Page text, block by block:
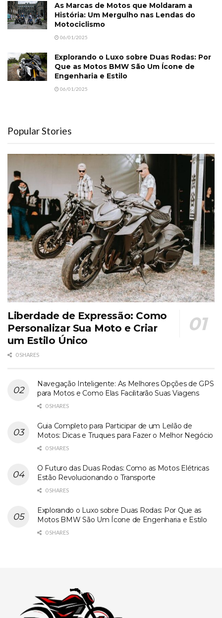
As Marcas de Motos que Moldaram a
História: Um Mergulho nas Lendas do
Motociclismo
06/01/2025
Explorando o Luxo sobre Duas Rodas: Por
Que as Motos BMW São Um Ícone de
Engenharia e Estilo
06/01/2025
Popular Stories
Liberdade de Expressão: Como
Personalizar Sua Moto e Criar
um Estilo Único
0 SHARES
Navegação Inteligente: As Melhores Opções de GPS
para Motos e Como Elas Facilitarão Suas Viagens
0 SHARES
Guia Completo para Participar de um Leilão de
Motos: Dicas e Truques para Fazer o Melhor Negócio
0 SHARES
O Futuro das Duas Rodas: Como as Motos Elétricas
Estão Revolucionando o Transporte
0 SHARES
Explorando o Luxo sobre Duas Rodas: Por Que as
Motos BMW São Um Ícone de Engenharia e Estilo
0 SHARES